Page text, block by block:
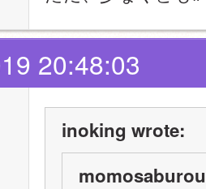
20:48:03
inoking wrote: